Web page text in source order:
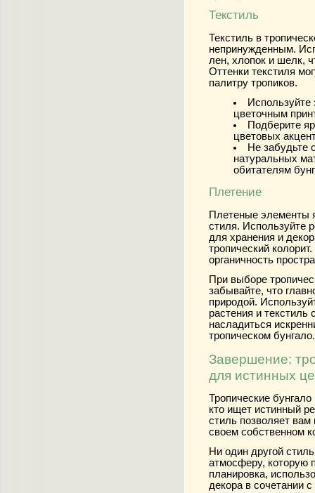
Текстиль
Текстиль в
непринужденным.
лен, хлопок и шелк,
Оттенки текстиля
палитру тропиков.
Используйте
цветочным
Подберите
цветовых
Не забудьте
натуральных
обитателям
Плетение
Плетеные элементы
стиля. Используйте
для хранения и
тропический
органичность
При выборе
забывайте, что
природой.
растения и
насладиться
тропическом бунгало.
Завершение:
для истинных
Тропические
кто ищет истинный
стиль позволяет
своем собственном
Ни один другой
атмосферу, которую
планировка,
декора в сочетании